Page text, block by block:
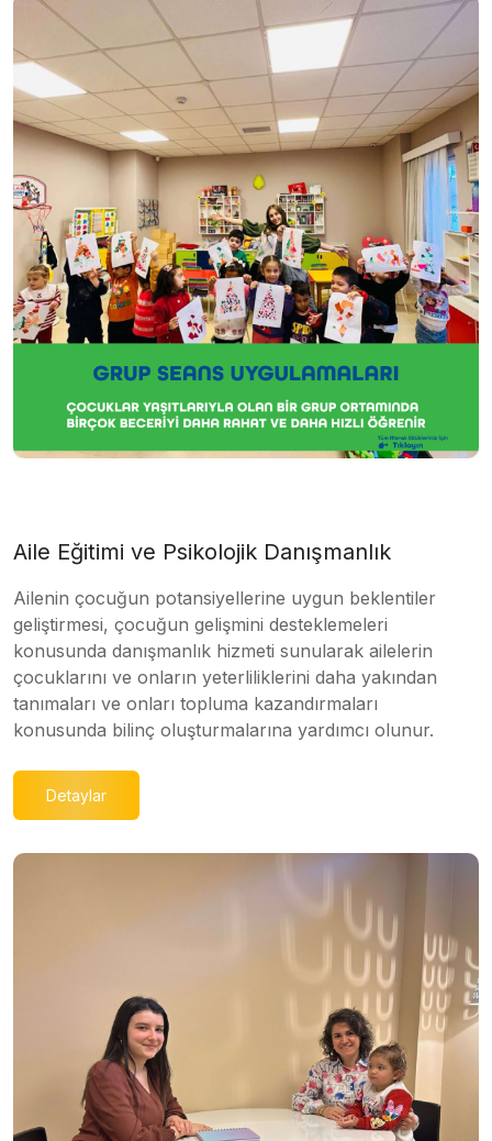
Aile Eğitimi ve Psikolojik Danışmanlık
Ailenin çocuğun potansiyellerine uygun beklentiler
geliştirmesi, çocuğun gelişmini desteklemeleri
konusunda danışmanlık hizmeti sunularak ailelerin
çocuklarını ve onların yeterliliklerini daha yakından
tanımaları ve onları topluma kazandırmaları
konusunda bilinç oluşturmalarına yardımcı olunur.
Detaylar